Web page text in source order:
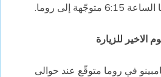
إلى روما.
في روما متوقّع عند حوالى